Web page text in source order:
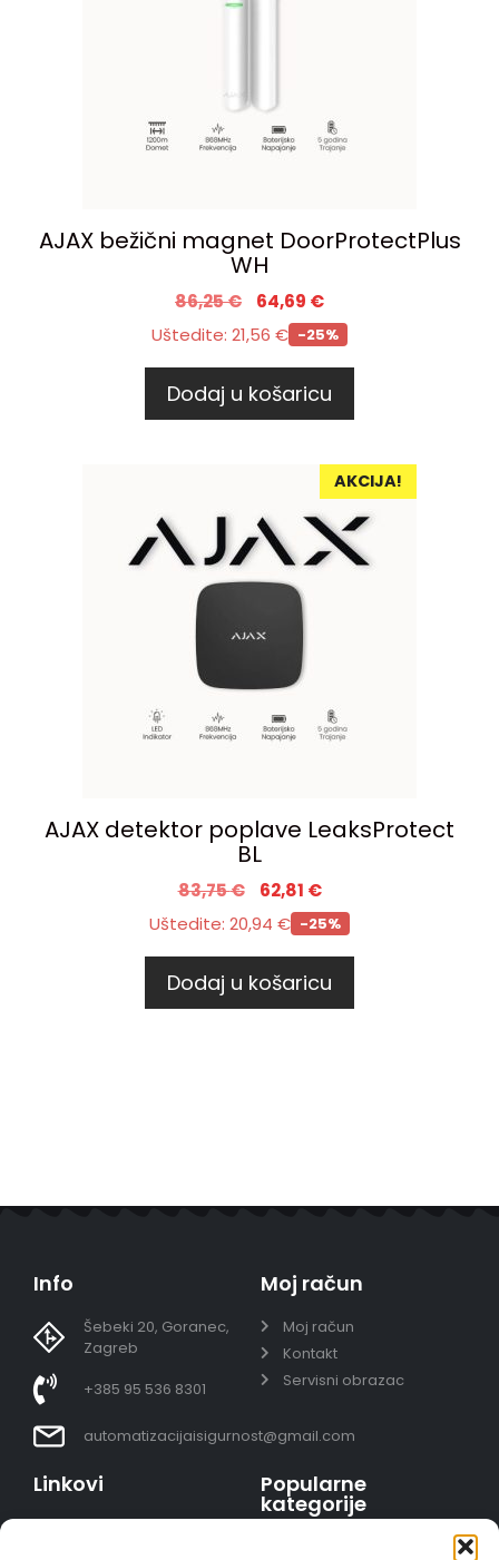
AJAX bežični magnet DoorProtectPlus
WH
86,25€ 64,69 €
Uštedite: 21,56 € -25%
Dodaj u košaricu
AKCIJA!
AJAX detektor poplave LeaksProtect
BL
83,75€ 62,81 €
Uštedite: 20,94 € -25%
Dodaj u košaricu
Info
Šebeki 20, Goranec,
Zagreb
+385 95 536 8301
automatizacijaisigurnost@gmail.com
Moj račun
Moj račun
Kontakt
Servisni obrazac
Linkovi Popularne
kategorije
Video nadzor - kompleti